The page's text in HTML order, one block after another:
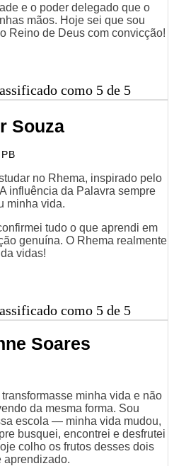
e o poder delegado que o
mãos. Hoje sei que sou
Reino de Deus com convicção!
como 5 de 5
Souza
no Rhema, inspirado pelo
influência da Palavra sempre
minha vida.
tudo o que aprendi em
genuína. O Rhema realmente
vidas!
como 5 de 5
Soares
minha vida e não
da mesma forma. Sou
escola — minha vida mudou,
busquei, encontrei e desfrutei
colho os frutos desses dois
aprendizado.